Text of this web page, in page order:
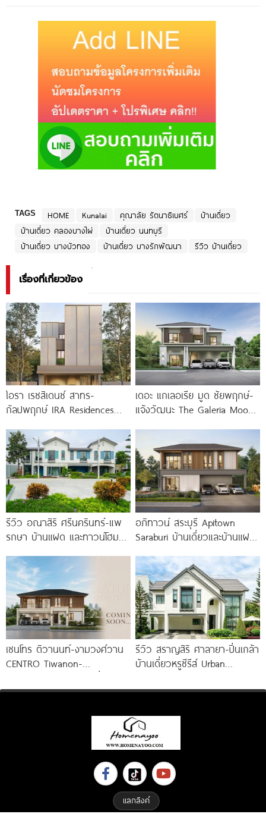
TAGS HOME Kunalai คุณาลัย รัตนาธิเบศร์
บ้านเดี่ยว
บ้านเดี่ยว คลองบางไผ่
บ้านเดี่ยว นนทบุรี
บ้านเดี่ยว บางบัวทอง
บ้านเดี่ยว บางรักพัฒนา รีวิว บ้านเดี่ยว
เรื่องที่เกี่ยวข้อง
ไอรา เรซสิเดนซ์ สาทร-
กัลปพฤกษ์ IRA Residences
แนวคิดใหม่จาก NYE ESTATE
เชื่อมสวนส่วนกลางทุกหลัง
เดอะ แกเลอเรีย มูด ชัยพฤกษ์-
แจ้งวัฒนะ The Galeria Mood
รีวิว อณาสิริ ศรีนครินทร์-แพ
รกษา บ้านแฝด และทาวน์โฮม
ทางด่วน และ BTS แพรกษา
อภิทาวน์ สระบุรี Apitown
Saraburi บ้านเดี่ยวและบ้านแฝด
พหลโยธิน ใกล้ Big C
เซนโทร ติวานนท์-งามวงศ์วาน
CENTRO Tiwanon-
ดีไซน์ใหม่จาก AP Thai ใกล้
รีวิว สราญสิริ ศาลายา-ปิ่นเกล้า
บ้านเดี่ยวหรูซีรีส์ Urban
Double Volume ทำเลติดถนน
แลกลิงค์